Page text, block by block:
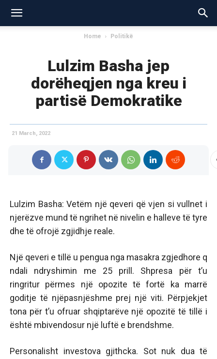
Home Politikë
Lulzim Basha jep
dorëheqjen nga kreu i
partisë Demokratike
21 March, 2022
Lulzim Basha: Vetëm një qeveri që vjen si vullnet i
njerëzve mund të ngrihet në nivelin e halleve të tyre
dhe të ofrojë zgjidhje reale.
Një qeveri e tillë u pengua nga masakra zgjedhore q
ndali ndryshimin me 25 prill. Shpresa për t’u
ringritur përmes një opozite të fortë ka marrë
goditje të njëpasnjëshme prej një viti. Përpjekjet
tona për t’u ofruar shqiptarëve një opozitë të tillë i
është mbivendosur një luftë e brendshme.
Personalisht investova gjithcka. Sot nuk dua të